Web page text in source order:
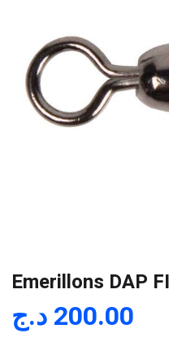
Emerillons DAP
200.00د.ج